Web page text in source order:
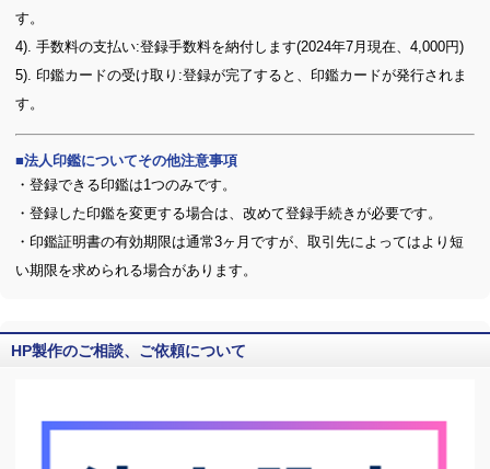
す。
4). 手数料の支払い:登録手数料を納付します(2024年7月現在、4,000円)
5). 印鑑カードの受け取り:登録が完了すると、印鑑カードが発行されま
す。
法人印鑑についてその他注意事項
・登録できる印鑑は1つのみです。
・登録した印鑑を変更する場合は、改めて登録手続きが必要です。
・印鑑証明書の有効期限は通常3ヶ月ですが、取引先によってはより短
い期限を求められる場合があります。
HP製作のご相談、ご依頼について